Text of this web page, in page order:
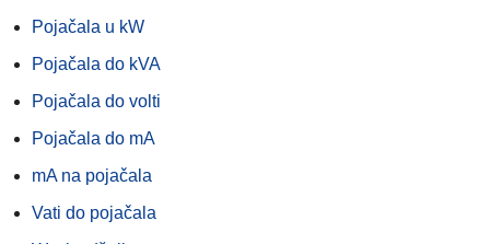
Pojačala u kW
Pojačala do kVA
Pojačala do volti
Pojačala do mA
mA na pojačala
Vati do pojačala